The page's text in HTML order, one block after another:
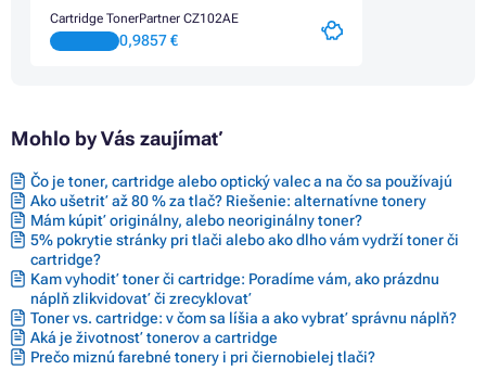
Cartridge TonerPartner CZ102AE
0,9857 €
Mohlo by Vás zaujímať
Čo je toner, cartridge alebo optický valec a na čo sa používajú
Ako ušetriť až 80 % za tlač? Riešenie: alternatívne tonery
Mám kúpiť originálny, alebo neoriginálny toner?
5% pokrytie stránky pri tlači alebo ako dlho vám vydrží toner či
cartridge?
Kam vyhodiť toner či cartridge: Poradíme vám, ako prázdnu
náplň zlikvidovať či zrecyklovať
Toner vs. cartridge: v čom sa líšia a ako vybrať správnu náplň?
Aká je životnosť tonerov a cartridge
Prečo miznú farebné tonery i pri čiernobielej tlači?